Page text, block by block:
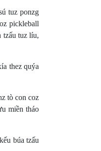
tuz ponzg
pickleball
tzấu tuz líu,
thez quýa
tò con coz
miền tháo
búa tzấu